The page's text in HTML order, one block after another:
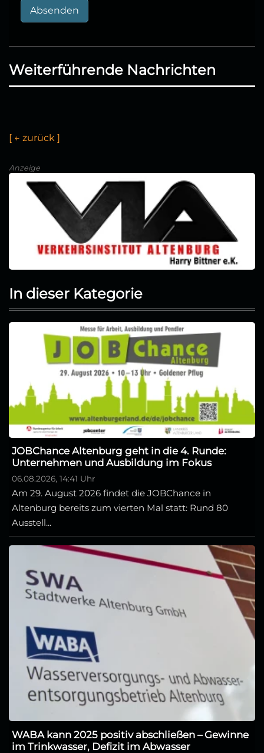
Absenden
Weiterführende Nachrichten
[ ← zurück ]
Anzeige
In dieser Kategorie
JOBChance Altenburg geht in die 4. Runde:
Unternehmen und Ausbildung im Fokus
06.08.2026, 14:41 Uhr
Am 29. August 2026 findet die JOBChance in
Altenburg bereits zum vierten Mal statt: Rund 80
Ausstell...
WABA kann 2025 positiv abschließen – Gewinne
im Trinkwasser, Defizit im Abwasser